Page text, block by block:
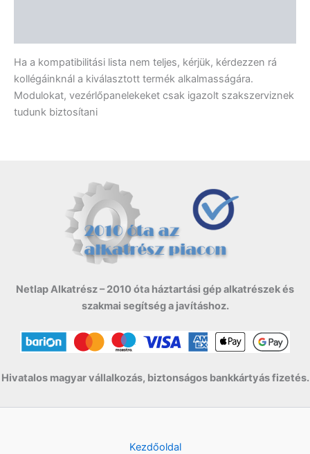
Ha a kompatibilitási lista nem teljes, kérjük, kérdezzen rá
kollégáinknál a kiválasztott termék alkalmasságára.
Modulokat, vezérlőpanelekeket csak igazolt szakszerviznek
tudunk biztosítani
Netlap Alkatrész – 2010 óta háztartási gép alkatrészek és
szakmai segítség a javításhoz.
Hivatalos magyar vállalkozás, biztonságos bankkártyás fizetés.
Kezdőoldal